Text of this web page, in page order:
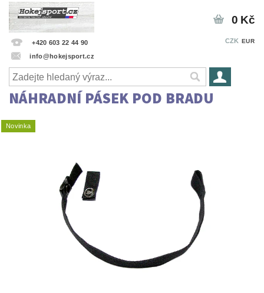
+420 603 22 44 90
info@hokejsport.cz
CZK EUR
0 Kč
NÁHRADNÍ PÁSEK POD BRADU
Novinka